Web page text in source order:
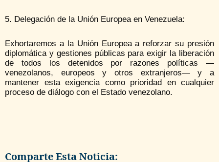
5. Delegación de la Unión Europea en Venezuela:
Exhortaremos a la Unión Europea a reforzar su presión
diplomática y gestiones públicas para exigir la liberación
de todos los detenidos por razones políticas —
venezolanos, europeos y otros extranjeros— y a
mantener esta exigencia como prioridad en cualquier
proceso de diálogo con el Estado venezolano.
Comparte Esta Noticia: